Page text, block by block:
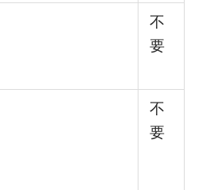
不
要
不
要